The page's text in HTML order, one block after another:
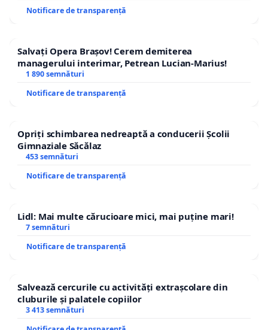
Notificare de transparență
Salvați Opera Brașov! Cerem demiterea
managerului interimar, Petrean Lucian-Marius!
1 890 semnături
Notificare de transparență
Opriți schimbarea nedreaptă a conducerii Școlii
Gimnaziale Săcălaz
453 semnături
Notificare de transparență
Lidl: Mai multe cărucioare mici, mai puține mari!
7 semnături
Notificare de transparență
Salvează cercurile cu activități extrașcolare din
cluburile și palatele copiilor
3 413 semnături